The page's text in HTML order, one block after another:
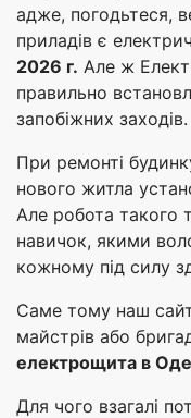
адже, погодьтеся,
приладів є
2026 г. Але ж
правильно
запобіжних заходів.
При ремонті
нового житла
Але робота такого
навичок, якими
кожному під силу
Саме тому наш
майстрів або
електрощита в
Для чого взагалі